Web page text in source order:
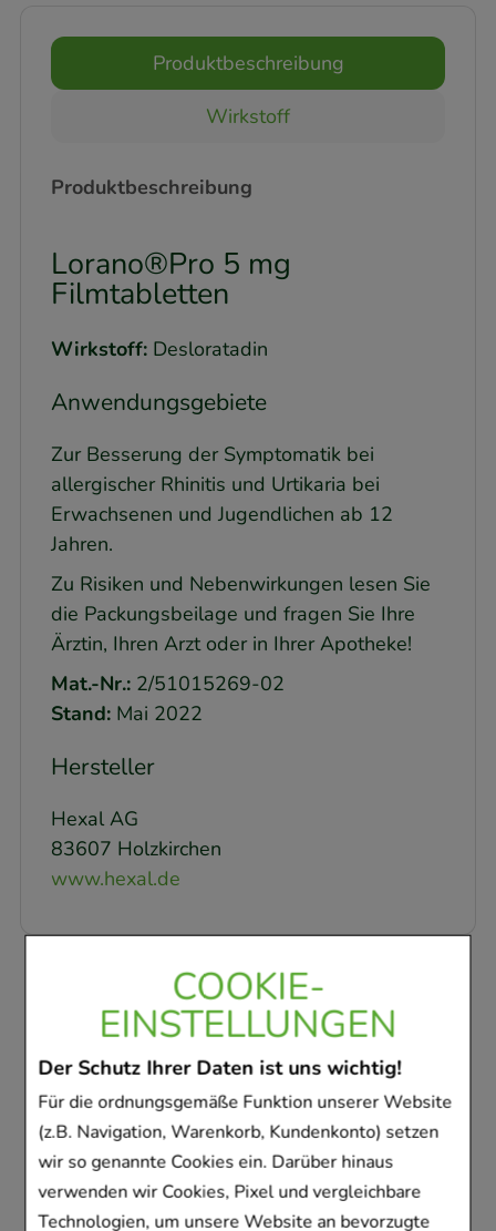
COOKIE-
EINSTELLUNGEN
Der Schutz Ihrer Daten ist uns wichtig!
Für die ordnungsgemäße Funktion unserer Website
(z.B. Navigation, Warenkorb, Kundenkonto) setzen
wir so genannte Cookies ein. Darüber hinaus
verwenden wir Cookies, Pixel und vergleichbare
Technologien, um unsere Website an bevorzugte
Produktbeschreibung
Wirkstoff
Produktbeschreibung
Lorano®Pro 5 mg
Filmtabletten
Wirkstoff: Desloratadin
Anwendungsgebiete
Zur Besserung der Symptomatik bei
allergischer Rhinitis und Urtikaria bei
Erwachsenen und Jugendlichen ab 12
Jahren.
Zu Risiken und Nebenwirkungen lesen Sie
die Packungsbeilage und fragen Sie Ihre
Ärztin, Ihren Arzt oder in Ihrer Apotheke!
Mat.-Nr.: 2/51015269-02
Stand: Mai 2022
Hersteller
Hexal AG
83607 Holzkirchen
www.hexal.de
Kunden, die dieses
Produkt gekauft
haben, haben sich
ebenfalls für folgende
Artikel entschieden